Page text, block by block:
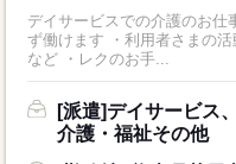
デイサービスでの介護のお仕
ず働けます ・利用者さまの
など ・レクのお手...
[派遣]デイサービス
介護・福祉その他